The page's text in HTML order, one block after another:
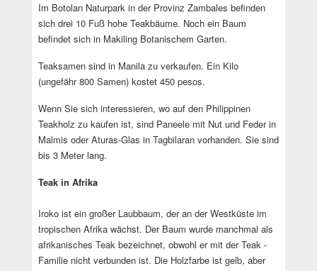
Im Botolan Naturpark in der Provinz Zambales befinden
sich drei 10 Fuß hohe Teakbäume. Noch ein Baum
befindet sich in Makiling Botanischem Garten.
Teaksamen sind in Manila zu verkaufen. Ein Kilo
(ungefähr 800 Samen) kostet 450 pesos.
Wenn Sie sich interessieren, wo auf den Philippinen
Teakholz zu kaufen ist, sind Paneele mit Nut und Feder in
Malmis oder Aturas-Glas in Tagbilaran vorhanden. Sie sind
bis 3 Meter lang.
Teak in Afrika
Iroko ist ein großer Laubbaum, der an der Westküste im
tropischen Afrika wächst. Der Baum wurde manchmal als
afrikanisches Teak bezeichnet, obwohl er mit der Teak -
Familie nicht verbunden ist. Die Holzfarbe ist gelb, aber